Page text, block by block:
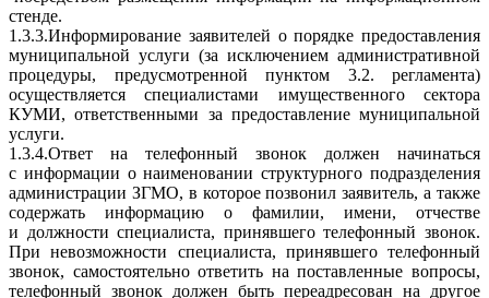
стенде.
1.3.3.Информирование заявителей о порядке предоставления
муниципальной услуги (за исключением административной
процедуры, предусмотренной пунктом 3.2. регламента)
осуществляется специалистами имущественного сектора
КУМИ, ответственными за предоставление муниципальной
услуги.
1.3.4.Ответ на телефонный звонок должен начинаться
с информации о наименовании структурного подразделения
администрации ЗГМО, в которое позвонил заявитель, а также
содержать информацию о фамилии, имени, отчестве
и должности специалиста, принявшего телефонный звонок.
При невозможности специалиста, принявшего телефонный
звонок, самостоятельно ответить на поставленные вопросы,
телефонный звонок должен быть переадресован на другое